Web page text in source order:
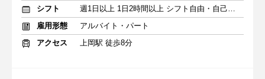
シフト
週1日以上 1日2時間以上 シフト自由・自己申告
雇用形態
アルバイト・パート
アクセス
上岡駅 徒歩8分